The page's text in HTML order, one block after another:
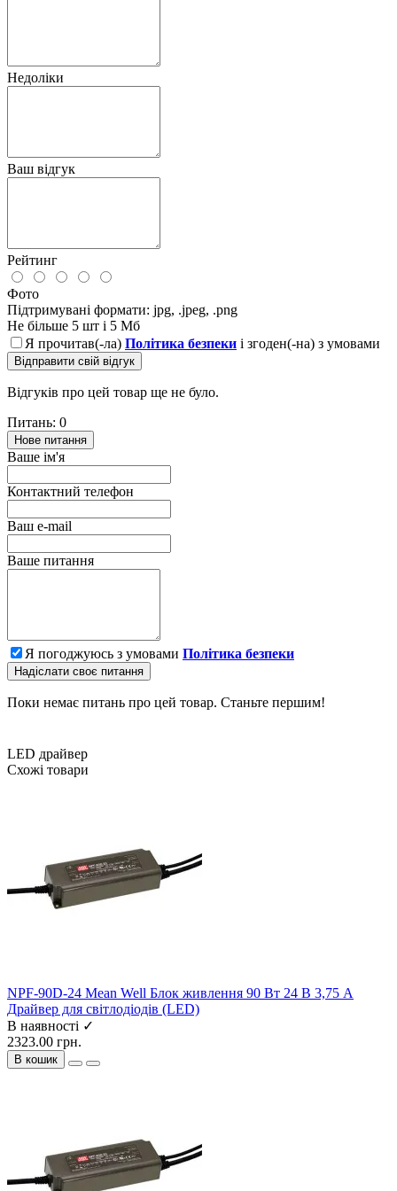
Недоліки
Ваш відгук
Рейтинг
Фото
Підтримувані формати: jpg, .jpeg, .png
Не більше 5 шт і 5 Мб
Я прочитав(-ла) Політика безпеки і згоден(-на) з умовами
Відправити свій відгук
Відгуків про цей товар ще не було.
Питань: 0
Нове питання
Ваше ім'я
Контактний телефон
Ваш e-mail
Ваше питання
Я погоджуюсь з умовами Політика безпеки
Надіслати своє питання
Поки немає питань про цей товар. Станьте першим!
LED драйвер
Схожі товари
NPF-90D-24 Mean Well Блок живлення 90 Вт 24 В 3,75 А
Драйвер для світлодіодів (LED)
В наявності ✓
2323.00 грн.
В кошик